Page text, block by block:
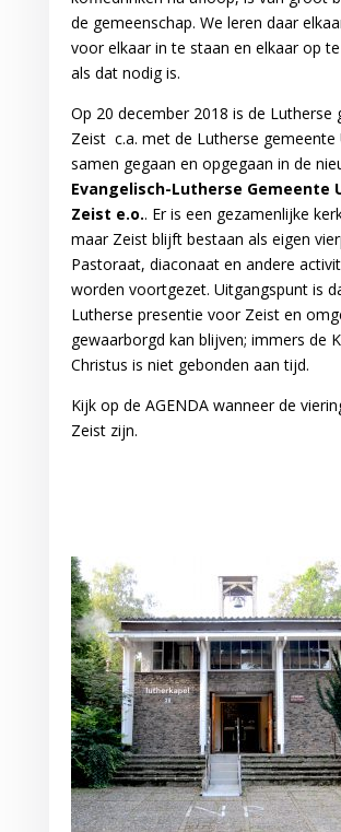
de gemeenschap. We leren daar
voor elkaar in te staan en elkaar op
als dat nodig is.
Op 20 december 2018 is de Lutherse
Zeist c.a. met de Lutherse gemeente
samen gegaan en opgegaan in de
Evangelisch-Lutherse Gemeente
Zeist e.o.. Er is een gezamenlijke
maar Zeist blijft bestaan als eigen
Pastoraat, diaconaat en andere
worden voortgezet. Uitgangspunt is
Lutherse presentie voor Zeist en
gewaarborgd kan blijven; immers de
Christus is niet gebonden aan tijd.
Kijk op de AGENDA wanneer de
Zeist zijn.